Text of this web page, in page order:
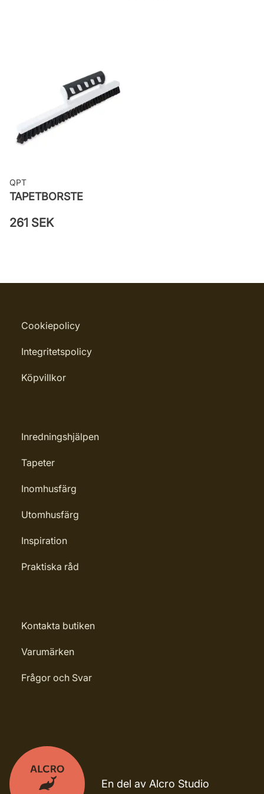
Leverantörens artikelnummer:
83133
QPT
TAPETBORSTE
261 SEK
Cookiepolicy
Integritetspolicy
Köpvillkor
Inredningshjälpen
Tapeter
Inomhusfärg
Utomhusfärg
Inspiration
Praktiska råd
Kontakta butiken
Varumärken
Frågor och Svar
En del av Alcro Studio